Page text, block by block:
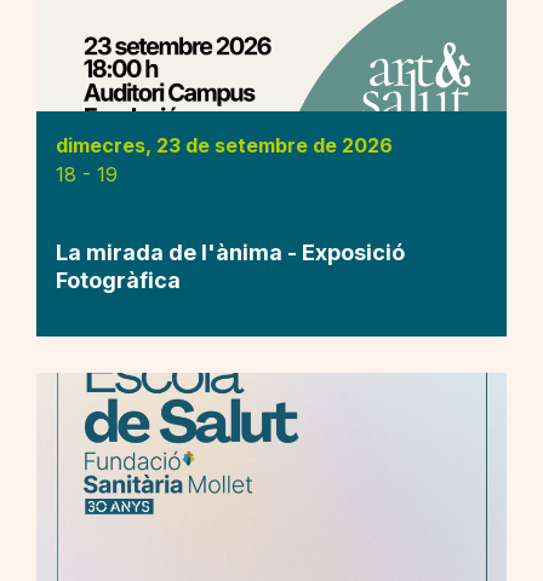
dimecres, 23 de setembre de 2026
18 - 19
La mirada de l'ànima - Exposició
Fotogràfica